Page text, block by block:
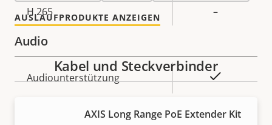
H.265 –
Audio
Eigentumsbeschreibung Eigentumswert
Audiounterstützung
AUSLAUFPRODUKTE ANZEIGEN
Kabel und Steckverbinder
AXIS Long Range PoE Extender Kit